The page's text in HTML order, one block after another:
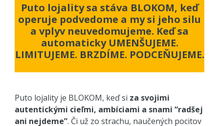
Puto lojality sa stáva BLOKOM, keď
operuje podvedome a my si jeho silu
a vplyv neuvedomujeme. Keď sa
automaticky UMENŠUJEME.
LIMITUJEME. BRZDÍME. PODCEŇUJEME.
Puto lojality je BLOKOM, keď si za svojimi
autentickými cieľmi, ambíciami a snami “radšej
ani nejdeme”. Či už zo strachu, naučených pocitov